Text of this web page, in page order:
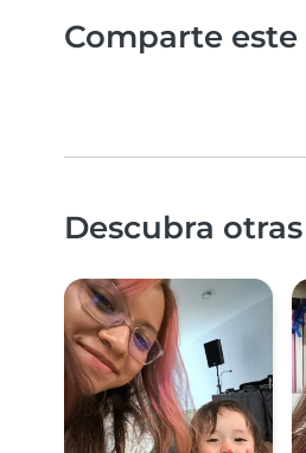
Comparte
Descubra